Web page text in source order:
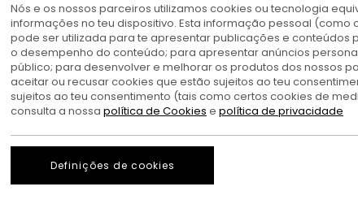
Nós e os nossos parceiros utilizamos cookies ou tecnologia
informações no teu dispositivo. Esta informação pessoal
pode ser utilizada para te apresentar publicações e conteúdos
o desempenho do conteúdo; para apresentar anúncios
público; para desenvolver e melhorar os produtos dos nossos
aceitar ou recusar cookies que estão sujeitos ao teu
sujeitos ao teu consentimento (tais como certos cookies de
consulta a nossa política de Cookies e política de privacidade
Definições de cookies